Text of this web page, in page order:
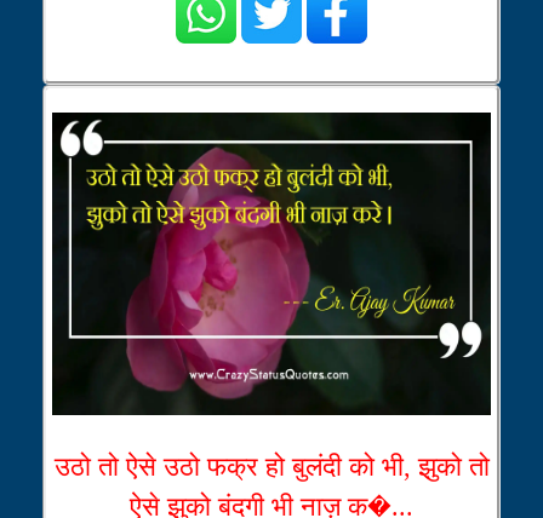
उठो तो ऐसे उठो फक्र हो बुलंदी को भी, झुको तो
ऐसे झुको बंदगी भी नाज़ क�...